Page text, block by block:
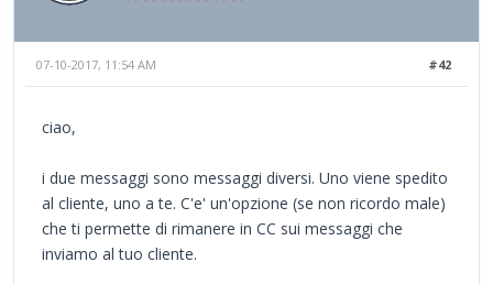
#42
07-10-2017, 11:54 AM
ciao,
i due messaggi sono messaggi diversi. Uno viene spedito
al cliente, uno a te. C'e' un'opzione (se non ricordo male)
che ti permette di rimanere in CC sui messaggi che
inviamo al tuo cliente.